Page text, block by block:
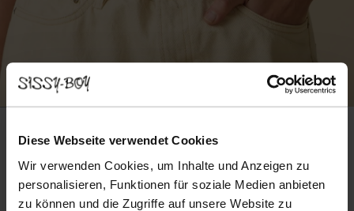
Diese Webseite verwendet Cookies
Wir verwenden Cookies, um Inhalte und Anzeigen zu
personalisieren, Funktionen für soziale Medien anbieten
zu können und die Zugriffe auf unsere Website zu
- 50% FAST AUSVERKAUFT!
Ledergürtel - braun